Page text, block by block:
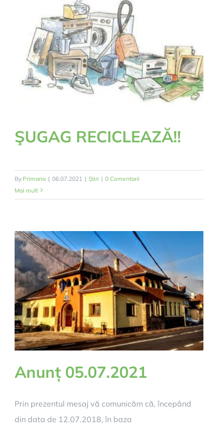
ŞUGAG RECICLEAZĂ!!
By Primaria | 06.07.2021 | Știri | 0 Comentarii
Mai mult
Anunț 05.07.2021
Prin prezentul mesaj vă comunicăm că, începând
din data de 12.07.2018, în baza